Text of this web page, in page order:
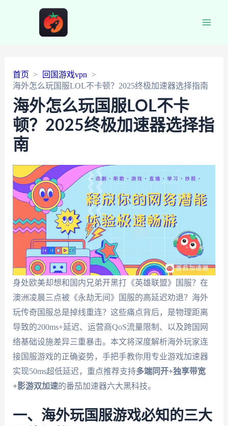
首页
回国游戏vpn
海外怎么玩国服LOL不卡顿？2025终极加速器选择指南
海外怎么玩国服LOL不卡
顿？2025终极加速器选择指
南
身处欧美却想和国内兄弟开黑打《英雄联盟》国服？在
澳洲凌晨三点被《永劫无间》国服的高延迟劝退？海外
玩传奇国服总是掉线重连？这些痛点背后，是物理距离
导致的200ms+延迟、运营商QoS流量限制、以及跨国网
络基础设施差异三重暴击。本文将深度解析海外玩家连
接国服游戏的正确姿势，手把手教你用专业游戏加速器
实现50ms超低延迟，重点推荐支持多端同开+独享带宽
+影游双加速的番茄加速器六大黑科技。
一、海外玩国服游戏必知的三大